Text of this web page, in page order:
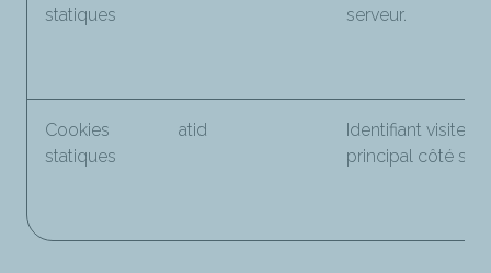
statiques
serveur.
Cookies
statiques
atid
Identifiant visiteur
principal côté